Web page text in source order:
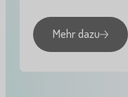
Mehr dazu